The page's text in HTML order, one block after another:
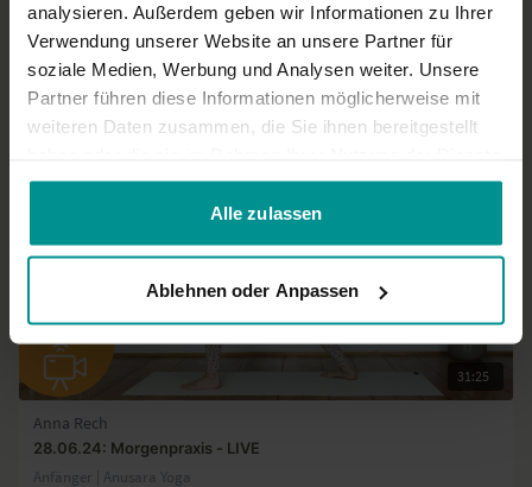
analysieren. Außerdem geben wir Informationen zu Ihrer
Verwendung unserer Website an unsere Partner für
soziale Medien, Werbung und Analysen weiter. Unsere
Partner führen diese Informationen möglicherweise mit
weiteren Daten zusammen, die Sie ihnen bereitgestellt
gesammelt haben.
Alle zulassen
Ablehnen oder Anpassen
Ähnliche Videos
31:25
Anna Rech
28.06.24: Morgenpraxis - LIVE
Anfänger | Anusara Yoga